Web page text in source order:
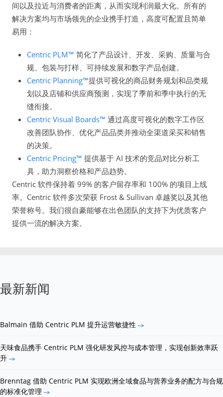
间以及拉近与消费者的距离，从而实现利润最大化。所有的
解决方案均与市场领先的企业携手打造，高度可配置且简单
易用：
Centric PLM™ 简化了产品设计、开发、采购、质量与合
规、包装与打样、可持续发展和数字产品创建。
Centric Planning™提供可视化的商品财务规划和品类规
划以及店铺和供应商预测，实现了季前和季中执行的无
缝衔接。
Centric Visual Boards™ 通过高度可视化的数字工作区
改善团队协作、优化产品品类并推动全渠道采买和销售
的决策。
Centric Pricing™ 提供基于 AI 技术的竞品对比分析工
具，助力洞察价格和产品趋势。
Centric 软件保持着 99% 的客户留存率和 100% 的项目上线
率。Centric 软件多次荣获 Frost & Sullivan 卓越奖以及其他
荣誉称号。我们很自豪能够在出色团队的支持下为优质客户
提供一流的解决方案。
最新新闻
Balmain 借助 Centric PLM 提升运营敏捷性
天味食品携手 Centric PLM 强化研发风控与成本管理，实现创新效率跃
升
Brenntag 借助 Centric PLM 实现欧洲全域食品与营养业务的配方与合规
的标准化管理